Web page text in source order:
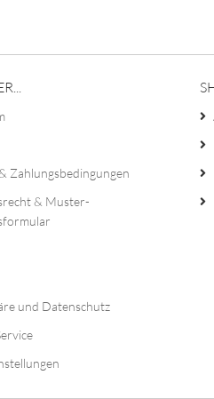
Zahlungsbedingungen
& Muster-
und Datenschutz